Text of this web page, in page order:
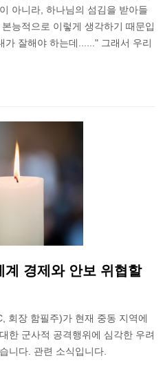
아니라, 하나님의 섬김을 받아들
능적으로 이렇게 생각하기 때문입
가 잘해야 하는데......" 그래서 우리
경제와 안보 위협할
회장 함필주)가 현재 중동 지역에
한 군사적 공격행위에 심각한 우려
니다. 관련 소식입니다.